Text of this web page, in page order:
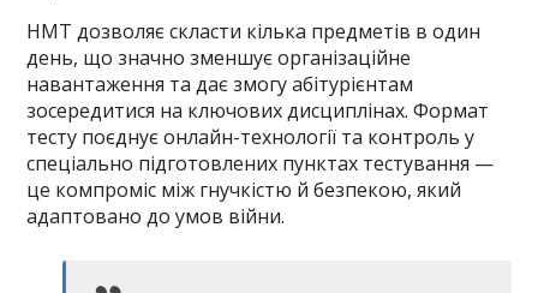
НМТ дозволяє скласти кілька предметів в один
день, що значно зменшує організаційне
навантаження та дає змогу абітурієнтам
зосередитися на ключових дисциплінах. Формат
тесту поєднує онлайн-технології та контроль у
спеціально підготовлених пунктах тестування —
це компроміс між гнучкістю й безпекою, який
адаптовано до умов війни.